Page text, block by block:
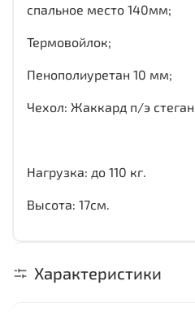
спальное место 140мм;
Термовойлок;
Пенополиуретан 10 мм;
Чехол: Жаккард п/э
Нагрузка: до 110 кг.
Высота: 17см.
Характеристики